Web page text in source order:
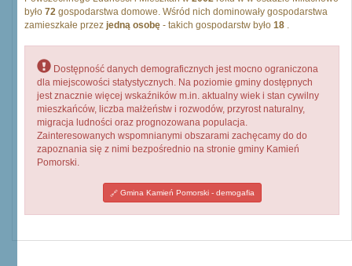
było 72 gospodarstwa domowe. Wśród nich dominowały gospodarstwa
zamieszkałe przez jedną osobę - takich gospodarstw było 18 .
Dostępność danych demograficznych jest mocno ograniczona
dla miejscowości statystycznych. Na poziomie gminy dostępnych
jest znacznie więcej wskaźników m.in. aktualny wiek i stan cywilny
mieszkańców, liczba małżeństw i rozwodów, przyrost naturalny,
migracja ludności oraz prognozowana populacja.
Zainteresowanych wspomnianymi obszarami zachęcamy do do
zapoznania się z nimi bezpośrednio na stronie gminy Kamień
Pomorski.
Gmina Kamień Pomorski - demogafia